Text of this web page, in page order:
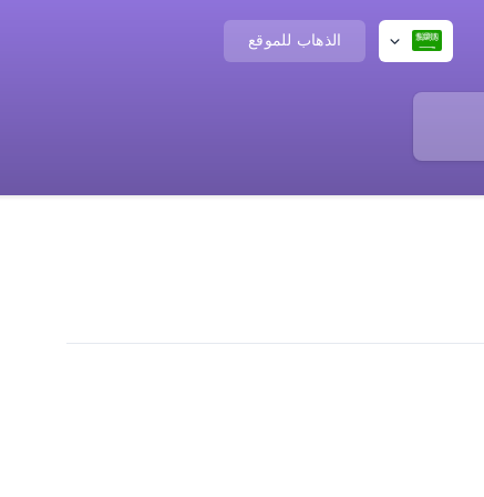
الذهاب للموقع